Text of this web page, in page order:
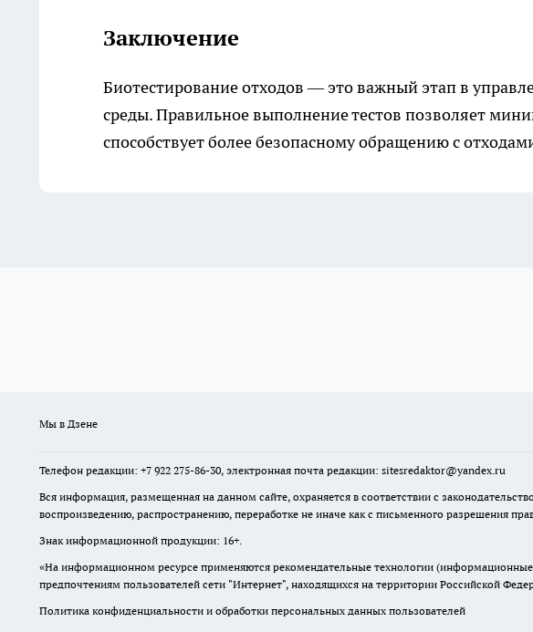
Заключение
Биотестирование отходов — это важный этап в
среды. Правильное выполнение тестов позволяет
способствует более безопасному обращению с
Мы в Дзене
Телефон редакции: +7 922 275-86-30, электронная почта редакции: sitesredaktor@yandex.ru
Вся информация, размещенная на данном сайте, охраняется в соответствии с
воспроизведению, распространению, переработке не иначе как с письменного разрешения
Знак информационной продукции: 16+.
«На информационном ресурсе применяются рекомендательные технологии
предпочтениям пользователей сети "Интернет", находящихся на территории Российской
Политика конфиденциальности и обработки персональных данных пользователей